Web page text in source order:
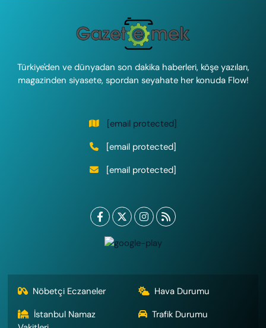
Türkiye'den ve dünyadan son dakika haberleri, köşe yazıları,
magazinden siyasete, spordan seyahate her konuda Flow!
[email protected]
[email protected]
[email protected]
Nöbetçi Eczaneler
Hava Durumu
İstanbul Namaz
Trafik Durumu